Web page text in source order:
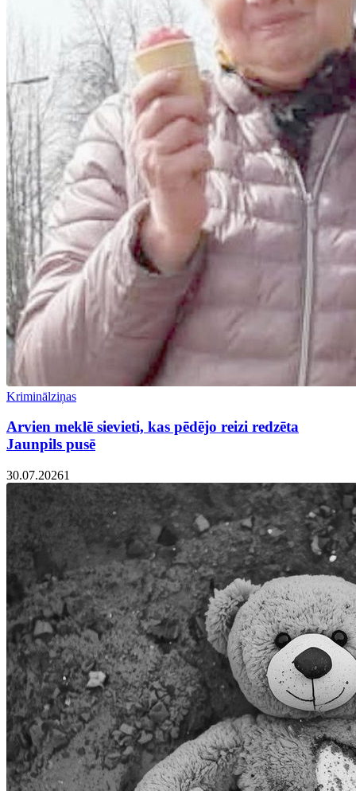
Kriminālziņas
Arvien meklē sievieti, kas pēdējo reizi redzēta
Jaunpils pusē
30.07.20261